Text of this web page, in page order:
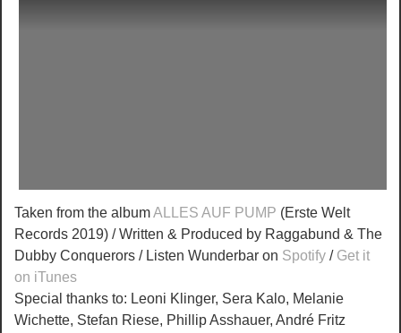
Taken from the albumALLES AUF PUMP (Erste Welt
Records 2019) / Written & Produced by Raggabund & The
Dubby Conquerors / Listen Wunderbar on Spotify / Get it
on iTunes
Special thanks to: Leoni Klinger, Sera Kalo, Melanie
Wichette, Stefan Riese, Phillip Asshauer, André Fritz